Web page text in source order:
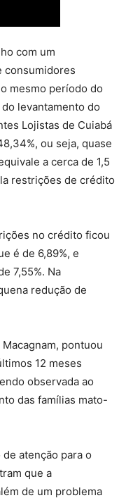
com um
consumidores
mesmo período do
levantamento do
Lojistas de Cuiabá
ou seja, quase
a cerca de 1,5
restrições de crédito
no crédito ficou
é de 6,89%, e
7,55%. Na
redução de
pontuou
12 meses
observada ao
das famílias mato-
atenção para o
que a
de um problema